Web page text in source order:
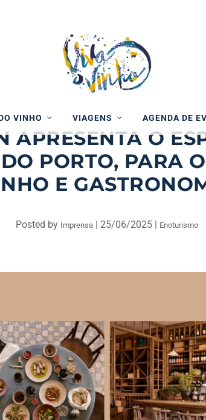
VINHO VIAGENS AGENDA DE
O
PORTO, PARA
E
Posted by Imprensa 25/06/2025 Enoturismo